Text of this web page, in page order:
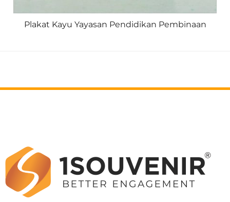
Plakat Kayu Yayasan Pendidikan Pembinaan